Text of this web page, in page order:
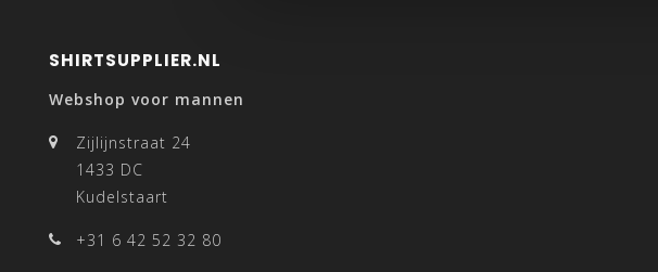
SHIRTSUPPLIER.NL
Webshop voor mannen
Zijlijnstraat 24
1433 DC
Kudelstaart
+31 6 42 52 32 80